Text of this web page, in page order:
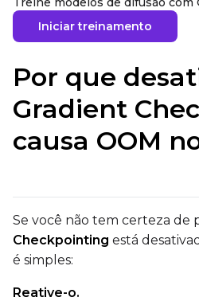
Iniciar treinamento
Por que
Gradient
causa OOM
Se você não tem certeza de
Checkpointing está
é simples:
Reative-o.